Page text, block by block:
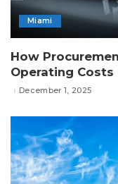
Miami
How
Operating Costs
December 1, 2025